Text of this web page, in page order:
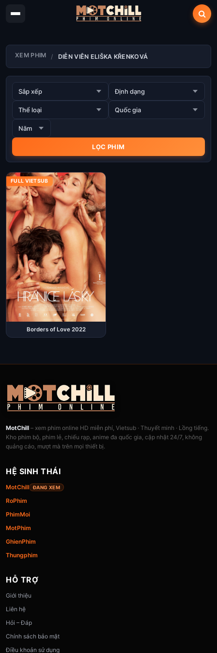
XEM PHIM DIỄN VIÊN ELIŠKA KŘENKOVÁ
FULL VIETSUB
Borders of Love 2022
MotChill – xem phim online HD miễn phí, Vietsub · Thuyết minh · Lồng tiếng.
Kho phim bộ, phim lẻ, chiếu rạp, anime đa quốc gia, cập nhật 24/7, không
quảng cáo, mượt mà trên mọi thiết bị.
HỆ SINH THÁI
MotChill ĐANG XEM
RoPhim
PhimMoi
MotPhim
GhienPhim
Thungphim
HỖ TRỢ
Giới thiệu
Liên hệ
Hỏi – Đáp
Chính sách bảo mật
Điều khoản sử dụng